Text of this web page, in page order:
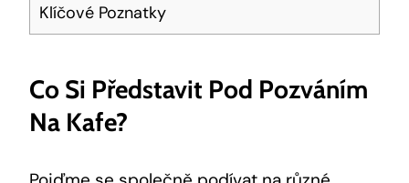
Klíčové Poznatky
Co Si Představit Pod Pozváním
Na Kafe?